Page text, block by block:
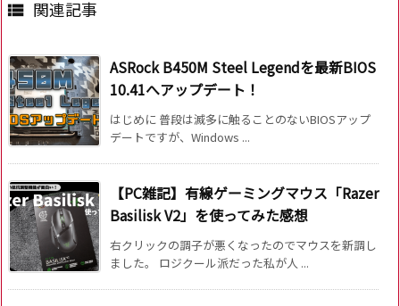
 関連記事
ASRock B450M Steel Legendを最新BIOS
10.41へアップデート！
はじめに 普段は滅多に触ることのないBIOSアップ
デートですが、Windows ...
【PC雑記】有線ゲーミングマウス「Razer
Basilisk V2」を使ってみた感想
右クリックの調子が悪くなったのでマウスを新調し
ました。 ロジクール派だった私が人 ...